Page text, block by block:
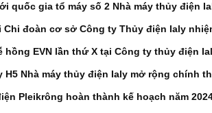
quốc gia tổ máy số 2 Nhà máy thủy điện
Chi đoàn cơ sở Công ty Thủy điện Ialy
hồng EVN lần thứ X tại Công ty thủy điện
H5 Nhà máy thủy điện Ialy mở rộng chính
Pleikrông hoàn thành kế hoạch năm